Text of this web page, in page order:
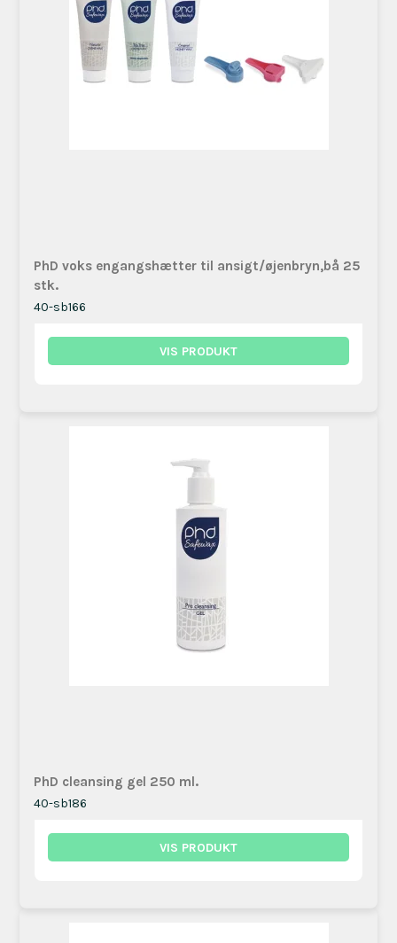
PhD voks engangshætter til ansigt/øjenbryn,bå 25
stk.
40-sb166
VIS PRODUKT
PhD cleansing gel 250 ml.
40-sb186
VIS PRODUKT